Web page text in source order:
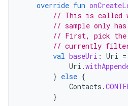
override fun
// This is called
// sample only
// First, pick the
// currently
val baseUri : Uri =
Uri .
} else {
Contacts .
}